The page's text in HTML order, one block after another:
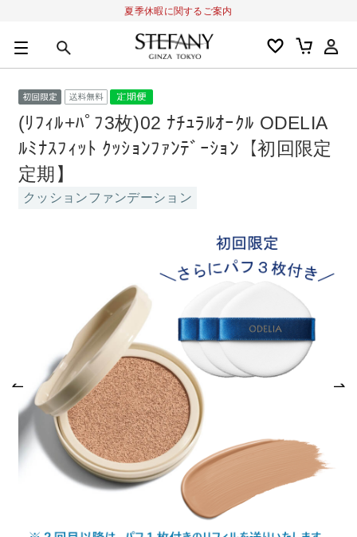
夏季休暇に関するご案内
キーワード
アルーチェルーチェ オディリア BIVABOO オールインワン
カートの合計金額0円
商品カテゴリ
スキンケア
アイテムから探す
洗顔
シリーズから探す
CNP Laboratory（国内正規品）
PLACENTIST
メイクアップ
ポイントメイク
(ﾘﾌｨﾙ+ﾊﾟﾌ3枚)02 ﾅﾁｭﾗﾙｵｰｸﾙ ODELIA
ﾙﾐﾅｽﾌｨｯﾄ ｸｯｼｮﾝﾌｧﾝﾃﾞｰｼｮﾝ【初回限定
定期】
クッションファンデーション